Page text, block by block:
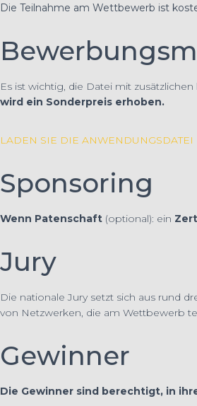
Die Teilnahme am Wettbewerb ist
Es ist wichtig, die Datei mit zusätzlichen
wird ein Sonderpreis erhoben.
LADEN SIE DIE ANWENDUNGSDATEI
Sponsoring
Wenn Patenschaft (optional): ein
Jury
Die nationale Jury setzt sich aus rund
von Netzwerken, die am Wettbewerb
Gewinner
Die Gewinner sind berechtigt, in